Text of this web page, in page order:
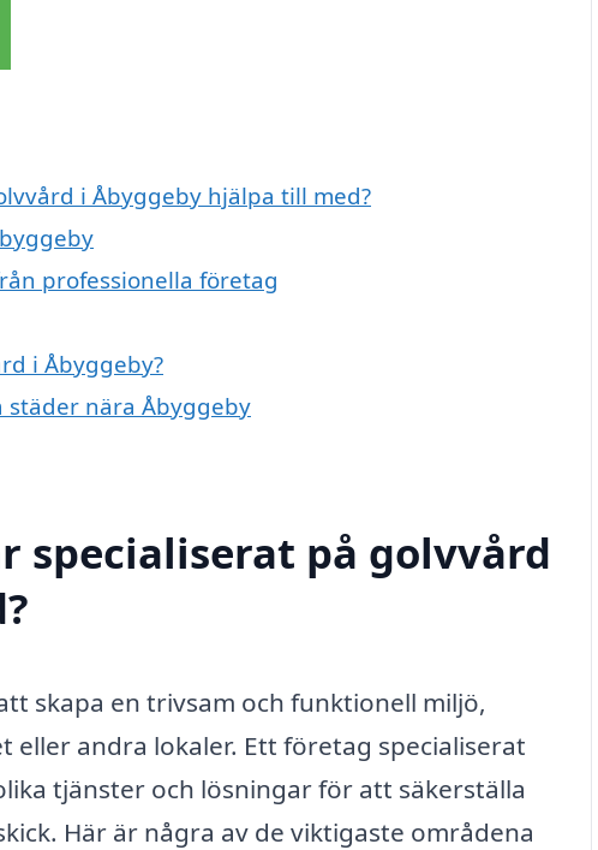
i Åbyggeby hjälpa till med?
professionella företag
i Åbyggeby?
städer nära Åbyggeby
specialiserat på golvvård
skapa en trivsam och funktionell miljö,
andra lokaler. Ett företag specialiserat
tjänster och lösningar för att säkerställa
Här är några av de viktigaste områdena